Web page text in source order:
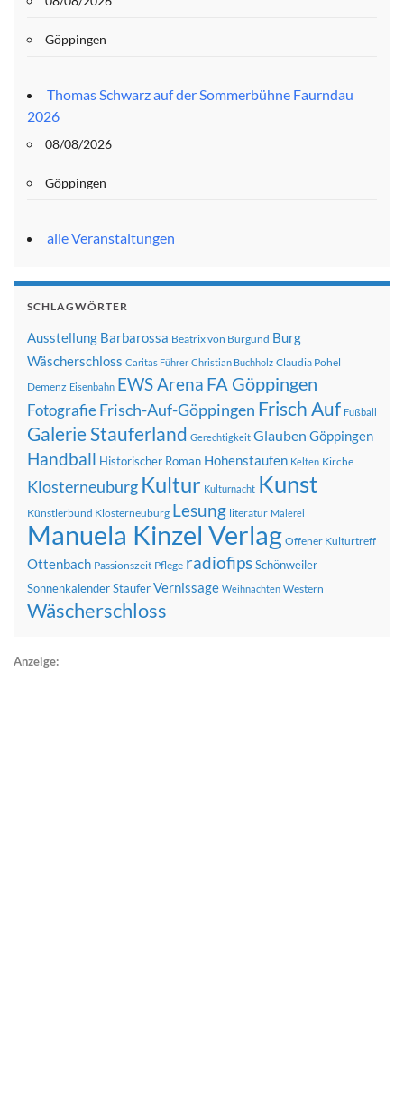
Göppingen
Thomas Schwarz auf der Sommerbühne Faurndau
2026
08/08/2026
Göppingen
alle Veranstaltungen
SCHLAGWÖRTER
Ausstellung Barbarossa Beatrix von Burgund Burg
Wäscherschloss Caritas Führer Christian Buchholz Claudia Pohel
Demenz Eisenbahn EWS Arena FA Göppingen
FotografieFrisch-Auf-Göppingen Frisch Auf Fußball
Galerie Stauferland Gerechtigkeit Glauben Göppingen
Handball Historischer Roman Hohenstaufen Kelten Kirche
Klosterneuburg Kultur Kulturnacht Kunst
Künstlerbund Klosterneuburg Lesung literatur Malerei
Manuela Kinzel Verlag Offener Kulturtreff
Ottenbach Passionszeit Pflege radiofipsSchönweiler
SonnenkalenderStauferVernissage Weihnachten Western
Wäscherschloss
Anzeige: